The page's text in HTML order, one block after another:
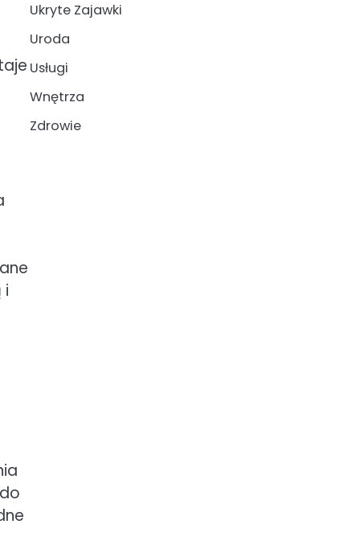
i
Ukryte Zajawki
Uroda
Usługi
Wnętrza
Zdrowie